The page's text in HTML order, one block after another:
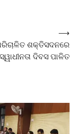
ଶକ୍ତିସଦନରେ
ସ୍ୱାଧୀନତା ଦିବସ ପାଳିତ
⟶